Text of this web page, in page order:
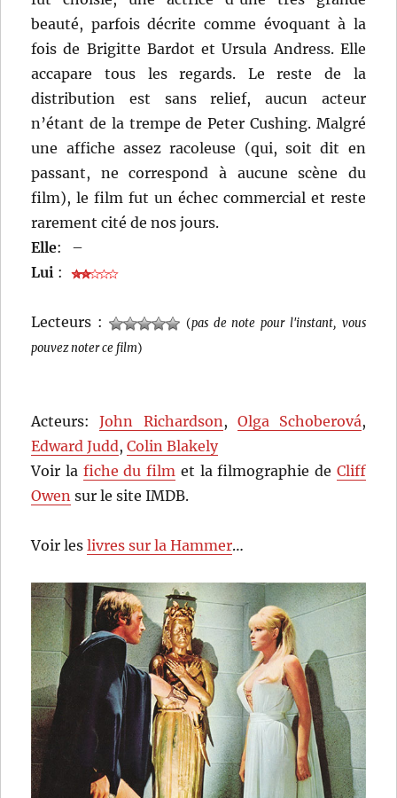
beauté, parfois décrite comme évoquant à la
fois de Brigitte Bardot et Ursula Andress. Elle
accapare tous les regards. Le reste de la
distribution est sans relief, aucun acteur
n’étant de la trempe de Peter Cushing. Malgré
une affiche assez racoleuse (qui, soit dit en
passant, ne correspond à aucune scène du
film), le film fut un échec commercial et reste
rarement cité de nos jours.
Elle:
–
Lui :
Lecteurs : (pas de note pour l'instant, vous
pouvez noter ce film)
Acteurs:John Richardson, Olga Schoberová,
Edward Judd,Colin Blakely
Voir la fiche du film et la filmographie de Cliff
Owen sur le site IMDB.
Voir leslivres sur la Hammer…